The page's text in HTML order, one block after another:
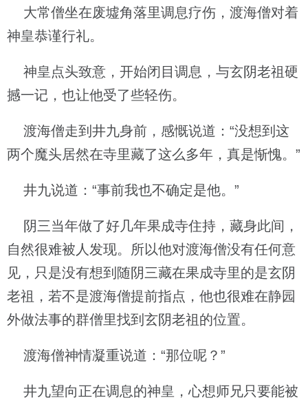
大常僧坐在废墟角落里调息疗伤，渡海僧对着
神皇恭谨行礼。
神皇点头致意，开始闭目调息，与玄阴老祖硬
撼一记，也让他受了些轻伤。
渡海僧走到井九身前，感慨说道：“没想到这
两个魔头居然在寺里藏了这么多年，真是惭愧。”
井九说道：“事前我也不确定是他。”
阴三当年做了好几年果成寺住持，藏身此间，
自然很难被人发现。所以他对渡海僧没有任何意
见，只是没有想到随阴三藏在果成寺里的是玄阴
老祖，若不是渡海僧提前指点，他也很难在静园
外做法事的群僧里找到玄阴老祖的位置。
渡海僧神情凝重说道：“那位呢？”
井九望向正在调息的神皇，心想师兄只要能被